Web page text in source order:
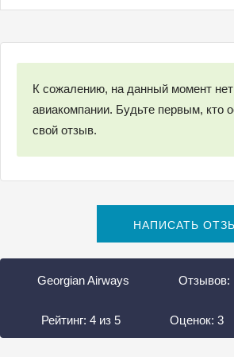
К сожалению, на данный момент
авиакомпании. Будьте первым, кто
свой отзыв.
НАПИСАТЬ
Georgian Airways Отзывов:
Рейтинг: 4 из 5 Оценок: 3